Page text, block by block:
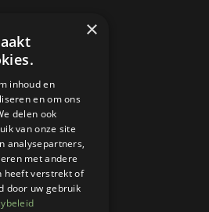
×
inhoud en
en om ons
delen ook
van onze site
analysepartners,
met andere
heeft verstrekt of
door uw gebruik